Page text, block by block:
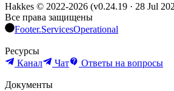
Hakkes © 2022-2026 (v0.24.19 · 28 Jul
Все права защищены
Footer.ServicesOperational
Ресурсы
Канал
Чат Ответы на вопросы
Документы